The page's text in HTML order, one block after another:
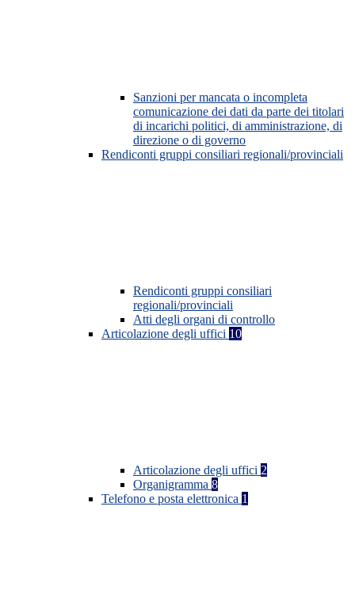
Sanzioni per mancata o incompleta
comunicazione dei dati da parte dei titolari
di incarichi politici, di amministrazione, di
direzione o di governo
Rendiconti gruppi consiliari regionali/provinciali
Rendiconti gruppi consiliari
regionali/provinciali
Atti degli organi di controllo
Articolazione degli uffici 10
Articolazione degli uffici 2
Organigramma 8
Telefono e posta elettronica 1